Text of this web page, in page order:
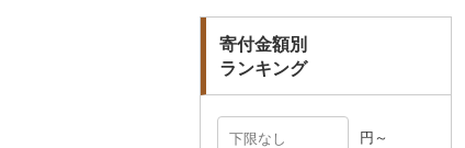
その他雑貨
寄付金額別
ランキング
円～